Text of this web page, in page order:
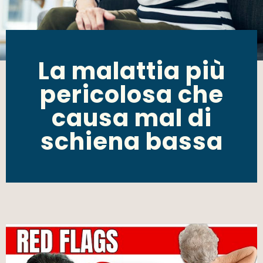
La malattia più
pericolosa che
causa mal di
schiena bassa